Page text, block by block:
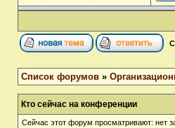
Список форумов »
Кто сейчас на конференции
Сейчас этот форум просматривают: нет